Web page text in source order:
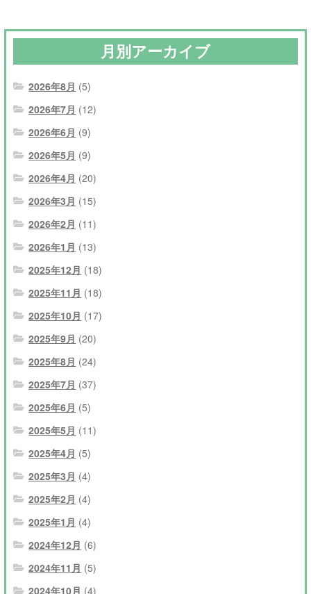
月別アーカイブ
2026年8月 (5)
2026年7月 (12)
2026年6月 (9)
2026年5月 (9)
2026年4月 (20)
2026年3月 (15)
2026年2月 (11)
2026年1月 (13)
2025年12月 (18)
2025年11月 (18)
2025年10月 (17)
2025年9月 (20)
2025年8月 (24)
2025年7月 (37)
2025年6月 (5)
2025年5月 (11)
2025年4月 (5)
2025年3月 (4)
2025年2月 (4)
2025年1月 (4)
2024年12月 (6)
2024年11月 (5)
2024年10月 (4)